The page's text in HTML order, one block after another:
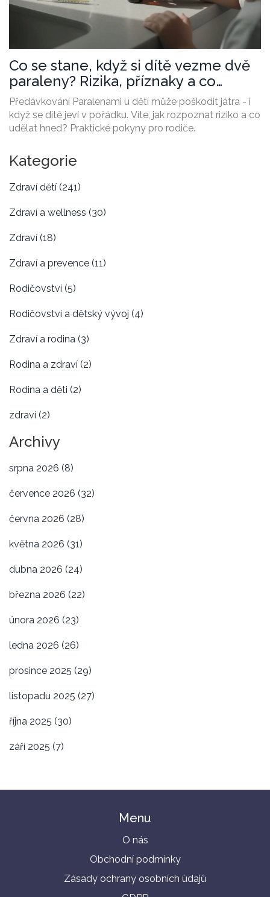
Co se stane, když si dítě vezme dvě
paraleny? Rizika, příznaky a co
udělat okamžitě
Předávkování Paralenami u dětí může poškodit játra - i
když se dítě jeví v pořádku. Víte, jak rozpoznat riziko a co
udělat hned? Praktické pokyny pro rodiče.
Kategorie
Zdraví dětí (241)
Zdraví a wellness (30)
Zdraví (18)
Zdraví a prevence (11)
Rodičovství (5)
Rodičovství a dětský vývoj (4)
Zdraví a rodina (3)
Rodina a zdraví (2)
Rodina a děti (2)
zdraví (2)
Archivy
srpna 2026 (8)
července 2026 (32)
června 2026 (28)
května 2026 (31)
dubna 2026 (24)
března 2026 (22)
února 2026 (23)
ledna 2026 (26)
prosince 2025 (29)
listopadu 2025 (27)
října 2025 (30)
září 2025 (7)
Menu
O nás
Obchodní podmínky
Zásady ochrany osobních údajů